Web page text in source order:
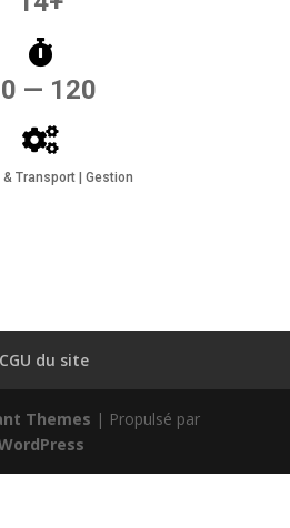
— 120
Transport | Gestion
CGU du site
Themes | Propulsé par